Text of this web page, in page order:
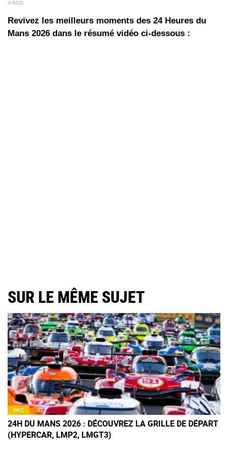
© ACO
Revivez les meilleurs moments des 24 Heures du
Mans 2026 dans le résumé vidéo ci-dessous :
SUR LE MÊME SUJET
WEC
24H DU MANS 2026 : DÉCOUVREZ LA GRILLE DE DÉPART
(HYPERCAR, LMP2, LMGT3)